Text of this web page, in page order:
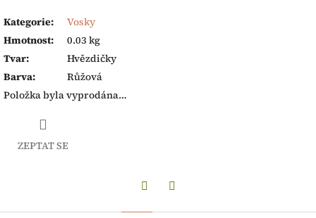
Kategorie:
Vosky
Hmotnost:
0.03 kg
Tvar:
Hvězdičky
Barva:
Růžová
Položka byla vyprodána…
ZEPTAT SE